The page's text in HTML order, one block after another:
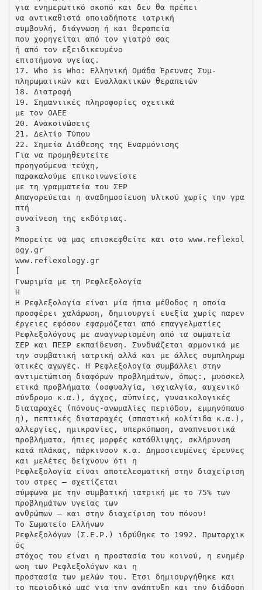
για ενημερωτικό σκοπό και δεν θα πρέπει
να αντικαθιστά οποιαδήποτε ιατρική
συμβουλή, διάγνωση ή και θεραπεία
που χορηγείται από τον γιατρό σας
ή από τον εξειδικευμένο
επιστήμονα υγείας.
17. Who is Who: Ελληνική Ομάδα Έρευνας Συμ-
πληρωματικών και Εναλλακτικών θεραπειών
18. Διατροφή
19. Σημαντικές πληροφορίες σχετικά
με τον ΟΑΕΕ
20. Ανακοινώσεις
21. Δελτίο Τύπου
22. Σημεία Διάθεσης της Εναρμόνισης
Για να προμηθευτείτε
προηγούμενα τεύχη,
παρακαλούμε επικοινωνείστε
με τη γραμματεία του ΣΕP
Απαγορεύεται η αναδημοσίευση υλικού χωρίς την γρα
πτή
συναίνεση της εκδότριας.
3
Μπορείτε να μας επισκεφθείτε και στο www.reflexol
ogy.gr
www.reflexology.gr
[
Γνωριμία με τη Ρεφλεξολογία
Η
Η Ρεφλεξολογία είναι μία ήπια μέθοδος η οποία
προσφέρει χαλάρωση, δημιουργεί ευεξία χωρίς παρεν
έργειες εφόσον εφαρμόζεται από επαγγελματίες
Ρεφλεξολόγους με αναγνωρισμένη από τα σωματεία
ΣΕΡ και ΠΕΣΡ εκπαίδευση. Συνδυάζεται αρμονικά με
την συμβατική ιατρική αλλά και με άλλες συμπληρωμ
ατικές αγωγές. Η Ρεφλεξολογία συμβάλλει στην
αντιμετώπιση διαφόρων προβλημάτων, όπως:, μυοσκελ
ετικά προβλήματα (οσφυαλγία, ισχιαλγία, αυχενικό
σύνδρομο κ.α.), άγχος, αϋπνίες, γυναικολογικές
διαταραχές (πόνους-ανωμαλίες περιόδου, εμμηνόπαυσ
η), πεπτικές διαταραχές (σπαστική κολίτιδα κ.α.),
αλλεργίες, ημικρανίες, υπερκόπωση, αναπνευστικά
προβλήματα, ήπιες μορφές κατάθλιψης, σκλήρυνση
κατά πλάκας, πάρκινσον κ.α. Δημοσιευμένες έρευνες
και μελέτες δείχνουν ότι η
Ρεφλεξολογία είναι αποτελεσματική στην διαχείριση
του στρες – σχετίζεται
σύμφωνα με την συμβατική ιατρική με το 75% των
προβλημάτων υγείας των
ανθρώπων – και στην διαχείριση του πόνου!
Το Σωματείο Ελλήνων
Ρεφλεξολόγων (Σ.Ε.Ρ.) ιδρύθηκε το 1992. Πρωταρχικ
ός
στόχος του είναι η προστασία του κοινού, η ενημέρ
ωση των Ρεφλεξολόγων και η
προστασία των μελών του. Έτσι δημιουργήθηκε και
το περιοδικό μας για την ανάπτυξη και την διάδοση